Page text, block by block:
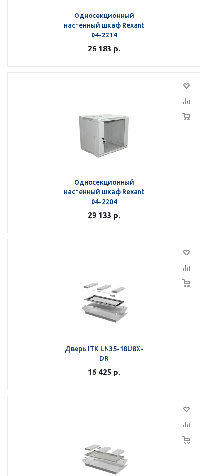
Односекционный
настенный шкаф Rexant
04-2214
26 183 р.
Односекционный
настенный шкаф Rexant
04-2204
29 133 р.
Дверь ITK LN35-18U8X-
DR
16 425 р.